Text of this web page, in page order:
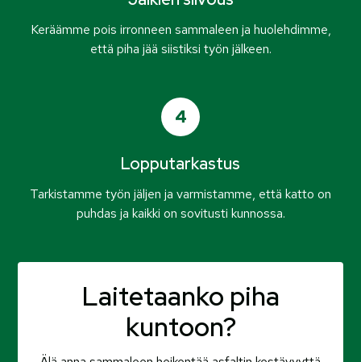
Keräämme pois irronneen sammaleen ja huolehdimme,
että piha jää siistiksi työn jälkeen.
4
Lopputarkastus
Tarkistamme työn jäljen ja varmistamme, että katto on
puhdas ja kaikki on sovitusti kunnossa.
Laitetaanko piha
kuntoon?